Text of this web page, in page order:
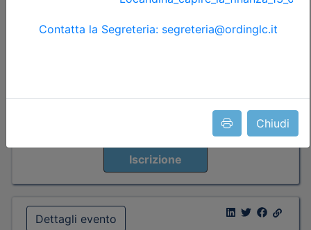
Chiudi
Tipologia: seminario
Iscrizione
Dettagli evento